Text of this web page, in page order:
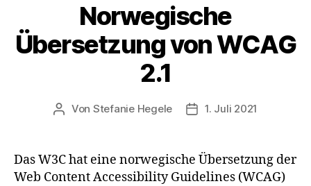
Norwegische
Übersetzung von WCAG
2.1
Beitragsautor
Von Stefanie Hegele 1. Juli 2021
Das W3C hat eine norwegische Übersetzung der
Web Content Accessibility Guidelines (WCAG)